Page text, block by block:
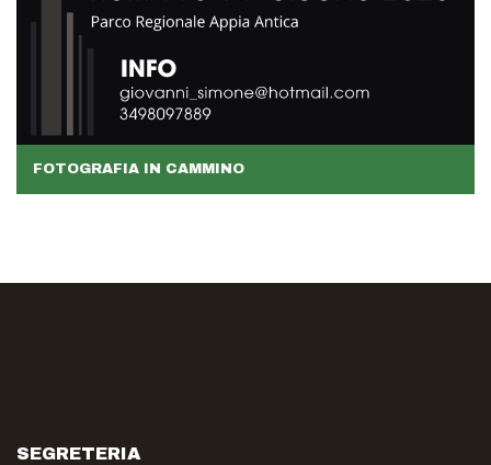
FOTOGRAFIA IN CAMMINO
SEGRETERIA